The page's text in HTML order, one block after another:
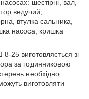
шестірні, вал,
ведучий,
втулка сальника,
насоса, кришка
25 виготовляється зі
за годинниковою
необхідно
виготовляти